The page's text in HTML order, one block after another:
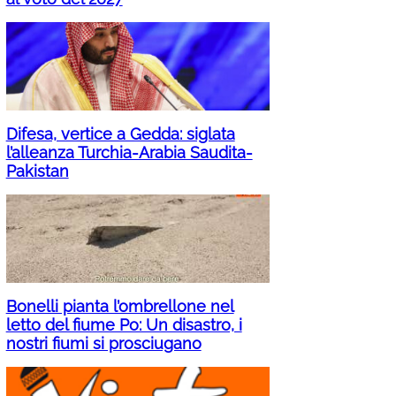
Difesa, vertice a Gedda: siglata
l’alleanza Turchia-Arabia Saudita-
Pakistan
Bonelli pianta l’ombrellone nel
letto del fiume Po: Un disastro, i
nostri fiumi si prosciugano